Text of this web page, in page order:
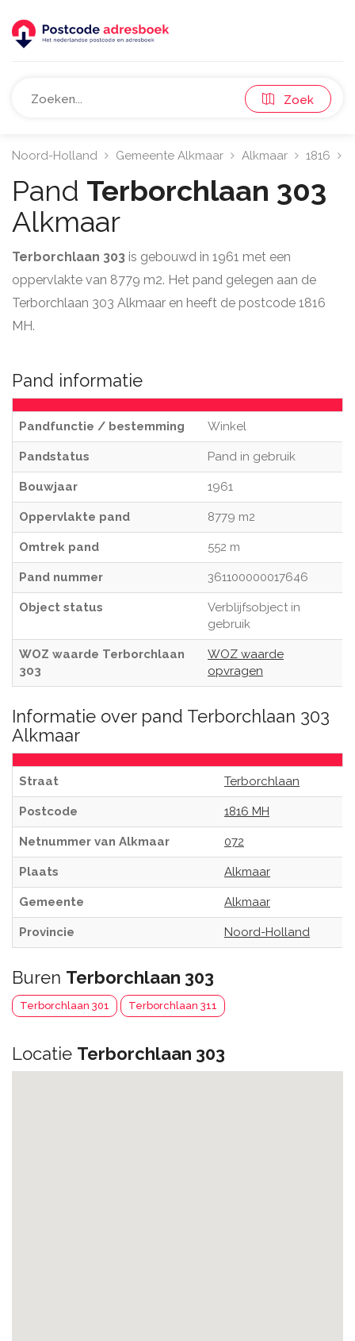
Zoek
Noord-Holland Gemeente Alkmaar Alkmaar 1816
Pand Terborchlaan 303
Alkmaar
Terborchlaan 303 is gebouwd in 1961 met een
oppervlakte van 8779 m2. Het pand gelegen aan de
Terborchlaan 303 Alkmaar en heeft de postcode 1816
MH.
Pand informatie
Pandfunctie / bestemming Winkel
Pandstatus Pand in gebruik
Bouwjaar 1961
Oppervlakte pand 8779 m2
Omtrek pand 552 m
Pand nummer 361100000017646
Object status
Verblijfsobject in
gebruik
WOZ waarde Terborchlaan
303
WOZ waarde
opvragen
Informatie over pand Terborchlaan 303
Alkmaar
Straat Terborchlaan
Postcode 1816 MH
Netnummer van Alkmaar 072
Plaats Alkmaar
Gemeente Alkmaar
Provincie Noord-Holland
Buren Terborchlaan 303
Terborchlaan 301 Terborchlaan 311
Locatie Terborchlaan 303